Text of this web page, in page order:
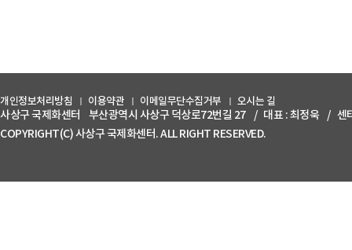
개인정보처리방침 이용약관 이메일무단수집거부 오시는 길
사상구 국제화센터 부산광역시 사상구 덕상로72번길 27 / 대표 : 최정욱 / 센
COPYRIGHT(C) 사상구 국제화센터. ALL RIGHT RESERVED.